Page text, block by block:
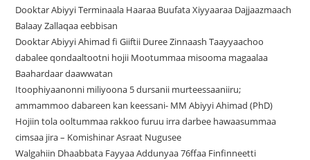
Dooktar Abiyyi Terminaala Haaraa Buufata Xiyyaaraa Dajjaazmaach
Balaay Zallaqaa eebbisan
Dooktar Abiyyi Ahimad fi Giiftii Duree Zinnaash Taayyaachoo
dabalee qondaaltootni hojii Mootummaa misooma magaalaa
Baahardaar daawwatan
Itoophiyaanonni miliyoona 5 dursanii murteessaaniiru;
ammammoo dabareen kan keessani- MM Abiyyi Ahimad (PhD)
Hojiin tola ooltummaa rakkoo furuu irra darbee hawaasummaa
cimsaa jira – Komishinar Asraat Nugusee
Walgahiin Dhaabbata Fayyaa Addunyaa 76ffaa Finfinneetti